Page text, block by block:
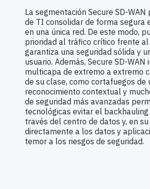
La segmentación Secure SD-
de TI consolidar de forma segura
en una única red. De este modo,
prioridad al tráfico crítico frente
garantiza una seguridad sólida y
usuario. Además, Secure SD-WAN
multicapa de extremo a extremo
de su clase, como cortafuegos de
reconocimiento contextual y
de seguridad más avanzadas
tecnológicas evitar el
través del centro de datos y, en
directamente a los datos y
temor a los riesgos de seguridad.